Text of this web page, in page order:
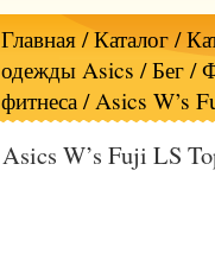
Главная/ Каталог /
одежды Asics /Бег/
фитнеса/ Asics W’s
Asics W’s Fuji LS